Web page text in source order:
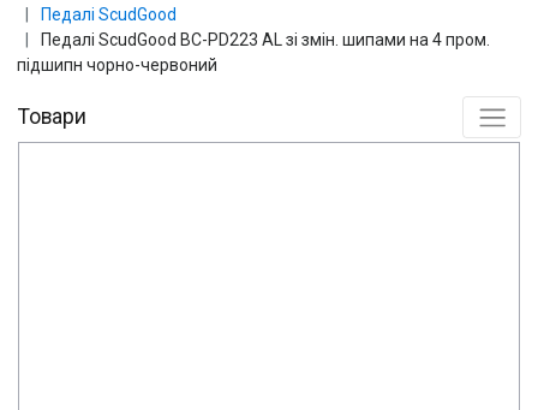
Педалі ScudGood
Педалі ScudGood BC-PD223 AL зі змін. шипами на 4 пром.
підшипн чорно-червоний
Товари